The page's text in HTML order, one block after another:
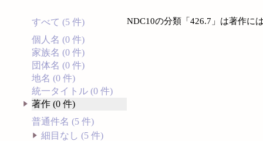
すべて (5 件)
個人名 (0 件)
家族名 (0 件)
団体名 (0 件)
地名 (0 件)
統一タイトル (0 件)
著作 (0 件)
普通件名 (5 件)
細目なし (5 件)
NDC10の分類「426.7」は著作に